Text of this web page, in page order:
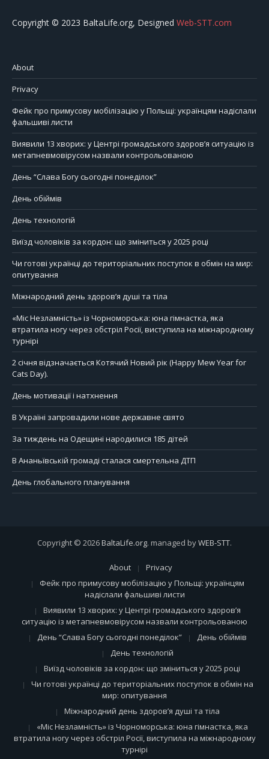
Copyright © 2023 BaltaLife.org, Designed Web-STT.com
About
Privacy
Фейк про примусову мобілізацію у Польщі: українцям надіслали
фальшиві листи
Виявили 13 хворих: у Центрі громадського здоров’я ситуацію із
метапневмовірусом назвали контрольованою
День “Слава Богу сьогодні понеділок”
День обіймів
День технологій
Виїзд чоловіків за кордон: що зміниться у 2025 році
Чи готові українці до територіальних поступок в обмін на мир:
опитування
Міжнародний день здоров’я душі та тіла
«Міс Незламність» із Чорноморська: юна гімнастка, яка
втратила ногу через обстріл Росії, виступила на міжнародному
турнірі
2 січня відзначається Котячий Новий рік (Happy Mew Year for
Cats Day).
День мотивації і натхнення
В Україні запровадили нове державне свято
За тиждень на Одещині народилися 185 дітей
В Ананьївській громаді сталася смертельна ДТП
День глобального планування
Copyright © 2026BaltaLife.org. managed byWEB-STT.
About
Privacy
Фейк про примусову мобілізацію у Польщі: українцям
надіслали фальшиві листи
Виявили 13 хворих: у Центрі громадського здоров’я
ситуацію із метапневмовірусом назвали контрольованою
День “Слава Богу сьогодні понеділок”
День обіймів
День технологій
Виїзд чоловіків за кордон: що зміниться у 2025 році
Чи готові українці до територіальних поступок в обмін на
мир: опитування
Міжнародний день здоров’я душі та тіла
«Міс Незламність» із Чорноморська: юна гімнастка, яка
втратила ногу через обстріл Росії, виступила на міжнародному
турнірі